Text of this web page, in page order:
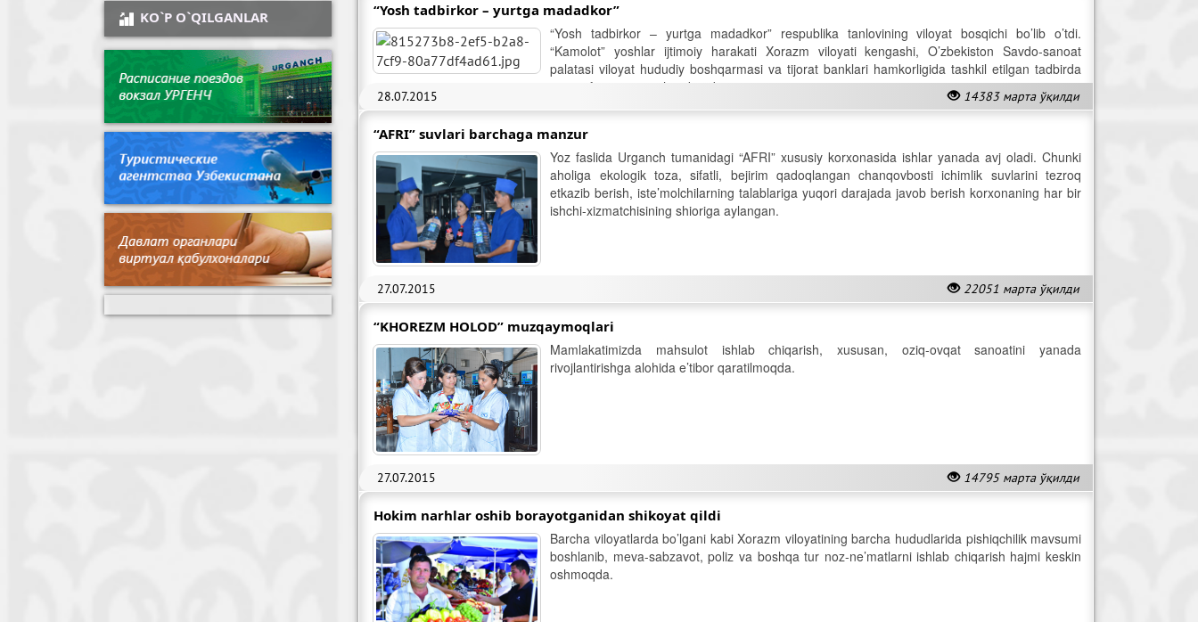
“Yosh tadbirkor – yurtga madadkor”
28.07.2015 14383 марта ўқилди
“Yosh tadbirkor – yurtga madadkor” respublika tanlovining viloyat bosqichi bo’lib o’tdi.
“Kamolot” yoshlar ijtimoiy harakati Xorazm viloyati kengashi, O’zbekiston Savdo-sanoat
palatasi viloyat hududiy boshqarmasi va tijorat banklari hamkorligida tashkil etilgan tadbirda
110 nafar yigit-qiz ishtirok etdi.
“AFRI” suvlari barchaga manzur
27.07.2015 22051 марта ўқилди
Yoz faslida Urganch tumanidagi “AFRI” xususiy korxonasida ishlar yanada avj oladi. Chunki
aholiga ekologik toza, sifatli, bejirim qadoqlangan chanqovbosti ichimlik suvlarini tezroq
etkazib berish, iste’molchilarning talablariga yuqori darajada javob berish korxonaning har bir
ishchi-xizmatchisining shioriga aylangan.
“KHOREZM HOLOD” muzqaymoqlari
27.07.2015 14795 марта ўқилди
Mamlakatimizda mahsulot ishlab chiqarish, xususan, oziq-ovqat sanoatini yanada
rivojlantirishga alohida e’tibor qaratilmoqda.
Hokim narhlar oshib borayotganidan shikoyat qildi
Barcha viloyatlarda bo’lgani kabi Xorazm viloyatining barcha hududlarida pishiqchilik mavsumi
boshlanib, meva-sabzavot, poliz va boshqa tur noz-ne’matlarni ishlab chiqarish hajmi keskin
oshmoqda.
KO`P O`QILGANLAR